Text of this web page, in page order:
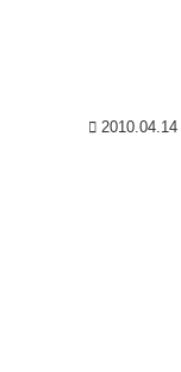
2010.04.14